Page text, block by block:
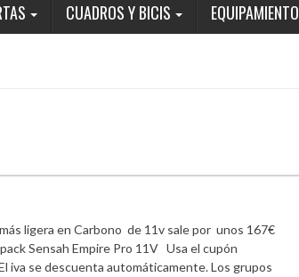
CUADROS Y BICIS EQUIPAMIENTO
ligera en Carbono de 11v sale por unos 167€
Sensah Empire Pro 11V Usa el cupón
iva se descuenta automáticamente. Los grupos